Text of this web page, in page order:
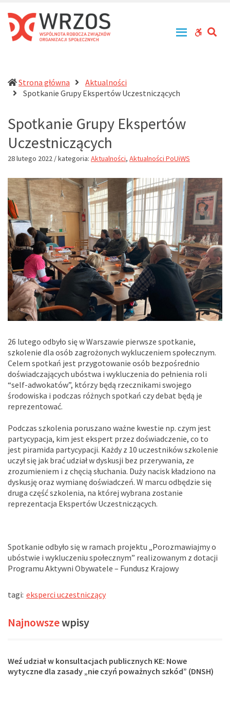
Wspólnota
Robocza
zachowaniu
zasad
tolerancji,
działa
działań
pomocowych
Polsce
WCAG
Strona główna
Aktualności
Spotkanie Grupy Ekspertów Uczestniczących
Spotkanie Grupy Ekspertów
Uczestniczących
28 lutego 2022 / kategoria: Aktualności, Aktualności PoUiWS
26 lutego odbyło się w Warszawie pierwsze spotkanie,
szkolenie dla osób zagrożonych wykluczeniem społecznym.
Celem spotkań jest przygotowanie osób bezpośrednio
doświadczających ubóstwa i wykluczenia do pełnienia roli
“self-adwokatów”, którzy będą rzecznikami swojego
środowiska i podczas różnych spotkań czy debat będą je
reprezentować.
Podczas szkolenia poruszano ważne kwestie np. czym jest
partycypacja, kim jest ekspert przez doświadczenie, co to
jest piramida partycypacji. Każdy z 10 uczestników szkolenie
uczył się jak brać udział w dyskusji bez przerywania, ze
zrozumieniem i z chęcią słuchania. Duży nacisk kładziono na
dyskusję oraz wymianę doświadczeń. W marcu odbędzie się
druga część szkolenia, na której wybrana zostanie
reprezentacja Ekspertów Uczestniczących.
Spotkanie odbyło się w ramach projektu „Porozmawiajmy o
ubóstwie i wykluczeniu społecznym” realizowanym z dotacji
Programu Aktywni Obywatele – Fundusz Krajowy
tagi: eksperci uczestniczący
Najnowszewpisy
Głos WRZOS w sprawie Strategii Rozwoju
Społeczeństwa Obywatelskiego!